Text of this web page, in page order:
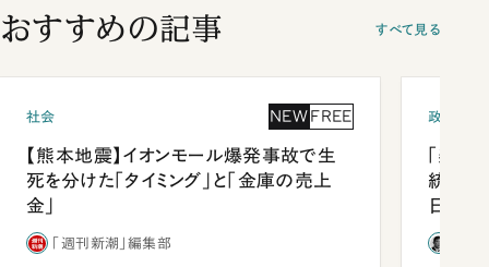
おすすめの記事 すべて見る
社会 NEW FREE
【熊本地震】イオンモール爆発事故で生
死を分けた「タイミング」と「金庫の売上
金」
「週刊新潮」編集部
政治
「楽し
統領と
日米
が明
談まで